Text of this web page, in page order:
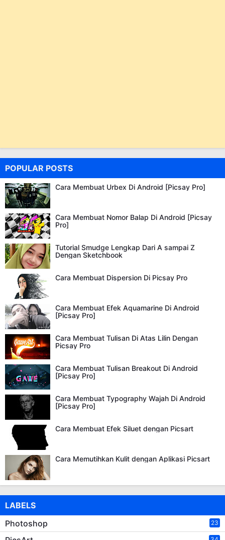
POPULAR POSTS
Cara Membuat Urbex Di Android [Picsay Pro]
Cara Membuat Nomor Balap Di Android [Picsay
Pro]
Tutorial Smudge Lengkap Dari A sampai Z
Dengan Sketchbook
Cara Membuat Dispersion Di Picsay Pro
Cara Membuat Efek Aquamarine Di Android
[Picsay Pro]
Cara Membuat Tulisan Di Atas Lilin Dengan
Picsay Pro
Cara Membuat Tulisan Breakout Di Android
[Picsay Pro]
Cara Membuat Typography Wajah Di Android
[Picsay Pro]
Cara Membuat Efek Siluet dengan Picsart
Cara Memutihkan Kulit dengan Aplikasi Picsart
LABELS
Photoshop
23